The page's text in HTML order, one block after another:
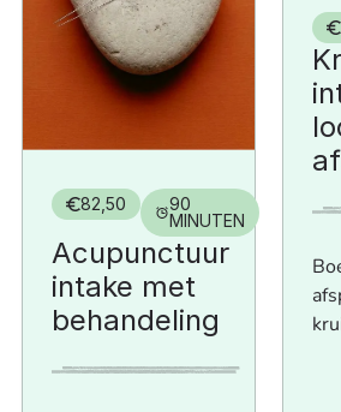
82,50
90
MINUTEN
Acupunctuur
intake met
behandeling